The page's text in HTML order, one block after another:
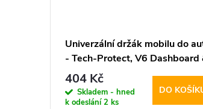
Univerzální držák mobilu do
- Tech-Protect, V6 Dashboard
Vent
404 Kč
Skladem - hned
k odeslání2 ks
DO